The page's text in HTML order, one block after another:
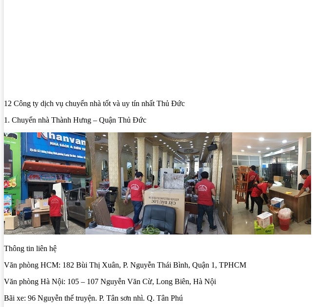
12 Công ty dịch vụ chuyển nhà tốt và uy tín nhất Thủ Đức
1. Chuyển nhà Thành Hưng – Quận Thủ Đức
Thông tin liên hệ
Văn phòng HCM: 182 Bùi Thị Xuân, P. Nguyễn Thái Bình, Quận 1, TPHCM
Văn phòng Hà Nội: 105 – 107 Nguyễn Văn Cừ, Long Biên, Hà Nội
Bãi xe: 96 Nguyễn thế truyện. P. Tân sơn nhì. Q. Tân Phú